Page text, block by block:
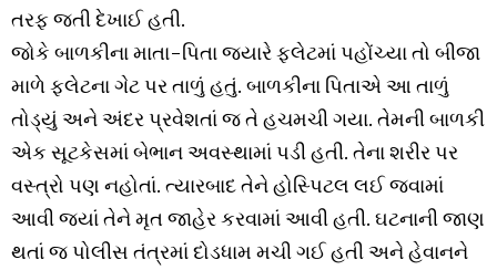
તરફ જતી દેખાઈ હતી.
જોકે બાળકીના માતા-પિતા જ્યારે ફ્લેટમાં પહોંચ્યા તો બીજા
માળે ફ્લેટના ગેટ પર તાળું હતું. બાળકીના પિતાએ આ તાળું
તોડ્યું અને અંદર પ્રવેશતાં જ તે હચમચી ગયા. તેમની બાળકી
એક સૂટકેસમાં બેભાન અવસ્થામાં પડી હતી. તેના શરીર પર
વસ્ત્રો પણ નહોતાં. ત્યારબાદ તેને હોસ્પિટલ લઈ જવામાં
આવી જ્યાં તેને મૃત જાહેર કરવામાં આવી હતી. ઘટનાની જાણ
થતાં જ પોલીસ તંત્રમાં દોડધામ મચી ગઈ હતી અને હેવાનને